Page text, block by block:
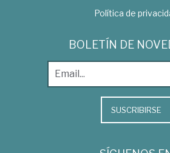
Política de
BOLETÍN DE
SUSCRIBIRSE